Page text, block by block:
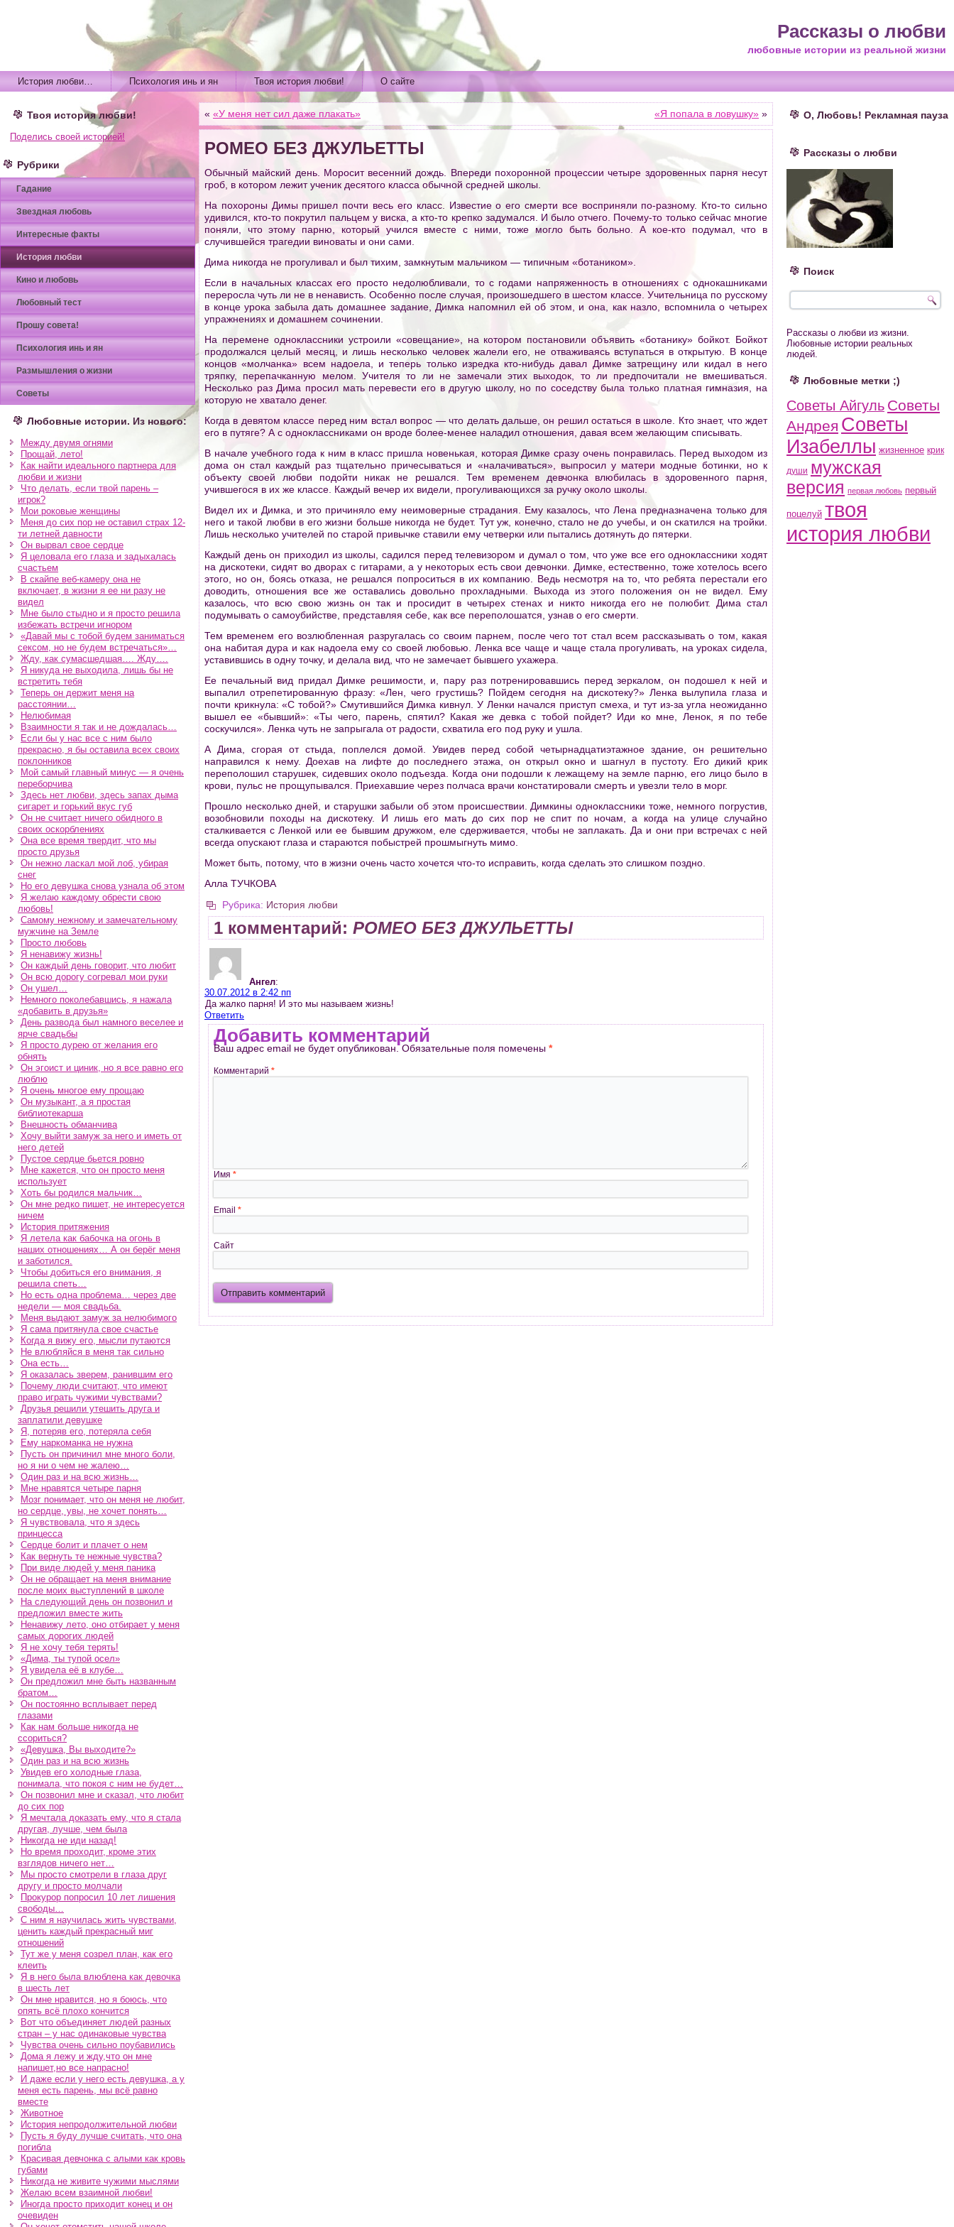
Рассказы о любви
любовные истории из реальной жизни
История любви… Психология инь и ян Твоя история любви! О сайте
Твоя история любви!
Поделись своей историей!
Рубрики
Гадание
Звездная любовь
Интересные факты
История любви
Кино и любовь
Любовный тест
Прошу совета!
Психология инь и ян
Размышления о жизни
Советы
Любовные истории. Из нового:
Между двумя огнями
Прощай, лето!
Как найти идеального партнера для
любви и жизни
Что делать, если твой парень –
игрок?
Мои роковые женщины
Меня до сих пор не оставил страх 12-
ти летней давности
Он вырвал свое сердце
Я целовала его глаза и задыхалась
счастьем
В скайпе веб-камеру она не
включает, в жизни я ее ни разу не
видел
Мне было стыдно и я просто решила
избежать встречи игнором
«Давай мы с тобой будем заниматься
сексом, но не будем встречаться»…
Жду, как сумасшедшая…. Жду….
Я никуда не выходила, лишь бы не
встретить тебя
Теперь он держит меня на
расстоянии…
Нелюбимая
Взаимности я так и не дождалась…
Если бы у нас все с ним было
прекрасно, я бы оставила всех своих
поклонников
Мой самый главный минус — я очень
переборчива
Здесь нет любви, здесь запах дыма
сигарет и горький вкус губ
Он не считает ничего обидного в
своих оскорблениях
Она все время твердит, что мы
просто друзья
Он нежно ласкал мой лоб, убирая
снег
Но его девушка снова узнала об этом
Я желаю каждому обрести свою
любовь!
Самому нежному и замечательному
мужчине на Земле
Просто любовь
Я ненавижу жизнь!
Он каждый день говорит, что любит
Он всю дорогу согревал мои руки
Он ушел…
Немного поколебавшись, я нажала
«добавить в друзья»
День развода был намного веселее и
ярче свадьбы
Я просто дурею от желания его
обнять
Он эгоист и циник, но я все равно его
люблю
Я очень многое ему прощаю
Он музыкант, а я простая
библиотекарша
Внешность обманчива
Хочу выйти замуж за него и иметь от
него детей
Пустое сердце бьется ровно
Мне кажется, что он просто меня
использует
Хоть бы родился мальчик…
Он мне редко пишет, не интересуется
ничем
История притяжения
Я летела как бабочка на огонь в
наших отношениях… А он берёг меня
и заботился.
Чтобы добиться его внимания, я
решила спеть…
Но есть одна проблема… через две
недели — моя свадьба.
Меня выдают замуж за нелюбимого
Я сама притянула свое счастье
Когда я вижу его, мысли путаются
Не влюбляйся в меня так сильно
Она есть…
Я оказалась зверем, ранившим его
Почему люди считают, что имеют
право играть чужими чувствами?
Друзья решили утешить друга и
заплатили девушке
Я, потеряв его, потеряла себя
Ему наркоманка не нужна
Пусть он причинил мне много боли,
но я ни о чем не жалею…
Один раз и на всю жизнь…
Мне нравятся четыре парня
Мозг понимает, что он меня не любит,
но сердце, увы, не хочет понять…
Я чувствовала, что я здесь
принцесса
Сердце болит и плачет о нем
Как вернуть те нежные чувства?
При виде людей у меня паника
Он не обращает на меня внимание
после моих выступлений в школе
На следующий день он позвонил и
предложил вместе жить
Ненавижу лето, оно отбирает у меня
самых дорогих людей
Я не хочу тебя терять!
«Дима, ты тупой осел»
Я увидела её в клубе…
Он предложил мне быть названным
братом…
Он постоянно всплывает перед
глазами
Как нам больше никогда не
ссориться?
«Девушка, Вы выходите?»
Один раз и на всю жизнь
Увидев его холодные глаза,
понимала, что покоя с ним не будет…
Он позвонил мне и сказал, что любит
до сих пор
Я мечтала доказать ему, что я стала
другая, лучше, чем была
Никогда не иди назад!
Но время проходит, кроме этих
взглядов ничего нет…
Мы просто смотрели в глаза друг
другу и просто молчали
Прокурор попросил 10 лет лишения
свободы…
С ним я научилась жить чувствами,
ценить каждый прекрасный миг
отношений
Тут же у меня созрел план, как его
клеить
Я в него была влюблена как девочка
в шесть лет
Он мне нравится, но я боюсь, что
опять всё плохо кончится
Вот что объединяет людей разных
стран – у нас одинаковые чувства
Чувства очень сильно поубавились
Дома я лежу и жду,что он мне
напишет,но все напрасно!
И даже если у него есть девушка, а у
меня есть парень, мы всё равно
вместе
Животное
История непродолжительной любви
Пусть я буду лучше считать, что она
погибла
Красивая девчонка с алыми как кровь
губами
Никогда не живите чужими мыслями
Желаю всем взаимной любви!
Иногда просто приходит конец и он
очевиден
« «У меня нет сил даже плакать» «Я попала в ловушку» »
РОМЕО БЕЗ ДЖУЛЬЕТТЫ
Обычный майский день. Моросит весенний дождь. Впереди похоронной процессии четыре здоровенных парня несут
гроб, в котором лежит ученик десятого класса обычной средней школы.
На похороны Димы пришел почти весь его класс. Известие о его смерти все восприняли по-разному. Кто-то сильно
удивился, кто-то покрутил пальцем у виска, а кто-то крепко задумался. И было отчего. Почему-то только сейчас многие
поняли, что этому парню, который учился вместе с ними, тоже могло быть больно. А кое-кто подумал, что в
случившейся трагедии виноваты и они сами.
Дима никогда не прогуливал и был тихим, замкнутым мальчиком — типичным «ботаником».
Если в начальных классах его просто недолюбливали, то с годами напряженность в отношениях с однокашниками
переросла чуть ли не в ненависть. Особенно после случая, произошедшего в шестом классе. Учительница по русскому
в конце урока забыла дать домашнее задание, Димка напомнил ей об этом, и она, как назло, вспомнила о четырех
упражнениях и домашнем сочинении.
На перемене одноклассники устроили «совещание», на котором постановили объявить «ботанику» бойкот. Бойкот
продолжался целый месяц, и лишь несколько человек жалели его, не отваживаясь вступаться в открытую. В конце
концов «молчанка» всем надоела, и теперь только изредка кто-нибудь давал Димке затрещину или кидал в него
тряпку, перепачканную мелом. Учителя то ли не замечали этих выходок, то ли предпочитали не вмешиваться.
Несколько раз Дима просил мать перевести его в другую школу, но по соседству была только платная гимназия, на
которую не хватало денег.
Когда в девятом классе перед ним встал вопрос — что делать дальше, он решил остаться в школе. Кто знает, что ждет
его в путяге? А с одноклассниками он вроде более-менее наладил отношения, давая всем желающим списывать.
В начале учебного года к ним в класс пришла новенькая, которая Димке сразу очень понравилась. Перед выходом из
дома он стал каждый раз тщательно причесываться и «налачиваться», выпросил у матери модные ботинки, но к
объекту своей любви подойти никак не решался. Тем временем девчонка влюбилась в здоровенного парня,
учившегося в их же классе. Каждый вечер их видели, прогуливающихся за ручку около школы.
Видел их и Димка, и это причиняло ему неимоверные страдания. Ему казалось, что Лена предназначена только для
него и такой любви в его жизни больше никогда не будет. Тут уж, конечно, стало не до учебы, и он скатился на тройки.
Лишь несколько учителей по старой привычке ставили ему четверки или пытались дотянуть до пятерки.
Каждый день он приходил из школы, садился перед телевизором и думал о том, что уже все его одноклассники ходят
на дискотеки, сидят во дворах с гитарами, а у некоторых есть свои девчонки. Димке, естественно, тоже хотелось всего
этого, но он, боясь отказа, не решался попроситься в их компанию. Ведь несмотря на то, что ребята перестали его
доводить, отношения все же оставались довольно прохладными. Выхода из этого положения он не видел. Ему
казалось, что всю свою жизнь он так и просидит в четырех стенах и никто никогда его не полюбит. Дима стал
подумывать о самоубийстве, представляя себе, как все переполошатся, узнав о его смерти.
Тем временем его возлюбленная разругалась со своим парнем, после чего тот стал всем рассказывать о том, какая
она набитая дура и как надоела ему со своей любовью. Ленка все чаще и чаще стала прогуливать, на уроках сидела,
уставившись в одну точку, и делала вид, что не замечает бывшего ухажера.
Ее печальный вид придал Димке решимости, и, пару раз потренировавшись перед зеркалом, он подошел к ней и
выпалил отрепетированную фразу: «Лен, чего грустишь? Пойдем сегодня на дискотеку?» Ленка вылупила глаза и
почти крикнула: «С тобой?» Смутившийся Димка кивнул. У Ленки начался приступ смеха, и тут из-за угла неожиданно
вышел ее «бывший»: «Ты чего, парень, спятил? Какая же девка с тобой пойдет? Иди ко мне, Ленок, я по тебе
соскучился». Ленка чуть не запрыгала от радости, схватила его под руку и ушла.
А Дима, сгорая от стыда, поплелся домой. Увидев перед собой четырнадцатиэтажное здание, он решительно
направился к нему. Доехав на лифте до последнего этажа, он открыл окно и шагнул в пустоту. Его дикий крик
переполошил старушек, сидевших около подъезда. Когда они подошли к лежащему на земле парню, его лицо было в
крови, пульс не прощупывался. Приехавшие через полчаса врачи констатировали смерть и увезли тело в морг.
Прошло несколько дней, и старушки забыли об этом происшествии. Димкины одноклассники тоже, немного погрустив,
возобновили походы на дискотеку. И лишь его мать до сих пор не спит по ночам, а когда на улице случайно
сталкивается с Ленкой или ее бывшим дружком, еле сдерживается, чтобы не заплакать. Да и они при встречах с ней
всегда опускают глаза и стараются побыстрей прошмыгнуть мимо.
Может быть, потому, что в жизни очень часто хочется что-то исправить, когда сделать это слишком поздно.
Алла ТУЧКОВА
Рубрика: История любви
1 комментарий: РОМЕО БЕЗ ДЖУЛЬЕТТЫ
Ангел:
30.07.2012 в 2:42 пп
Да жалко парня! И это мы называем жизнь!
Ответить
Добавить комментарий
Ваш адрес email не будет опубликован. Обязательные поля помечены *
Комментарий *
Имя *
Email *
Сайт
О, Любовь! Рекламная пауза
Рассказы о любви
Поиск
Рассказы о любви из жизни.
Любовные истории реальных
людей.
Любовные метки ;)
Советы Айгуль Советы
Андрея Советы
Изабеллы жизненное крик
души мужская
версия первая любовь первый
поцелуй твоя
история любви